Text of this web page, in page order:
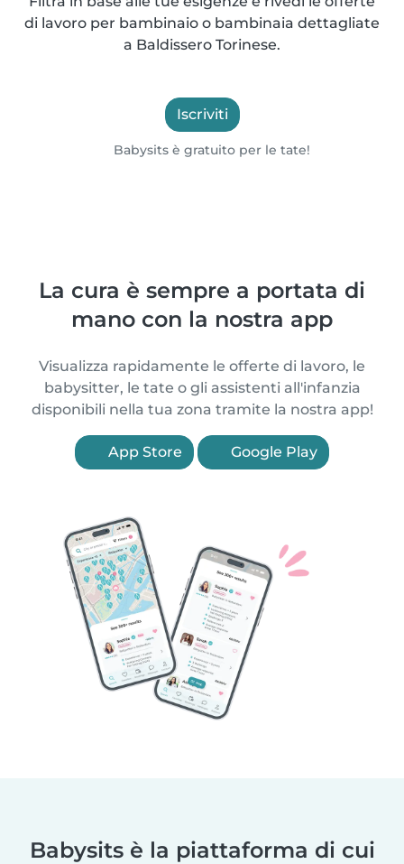
di lavoro per bambinaio o bambinaia dettagliate
a Baldissero Torinese.
Iscriviti
Babysits è gratuito per le tate!
La cura è sempre a portata di
mano con la nostra app
Visualizza rapidamente le offerte di lavoro, le
babysitter, le tate o gli assistenti all'infanzia
disponibili nella tua zona tramite la nostra app!
App Store Google Play
Babysits è la piattaforma di cui